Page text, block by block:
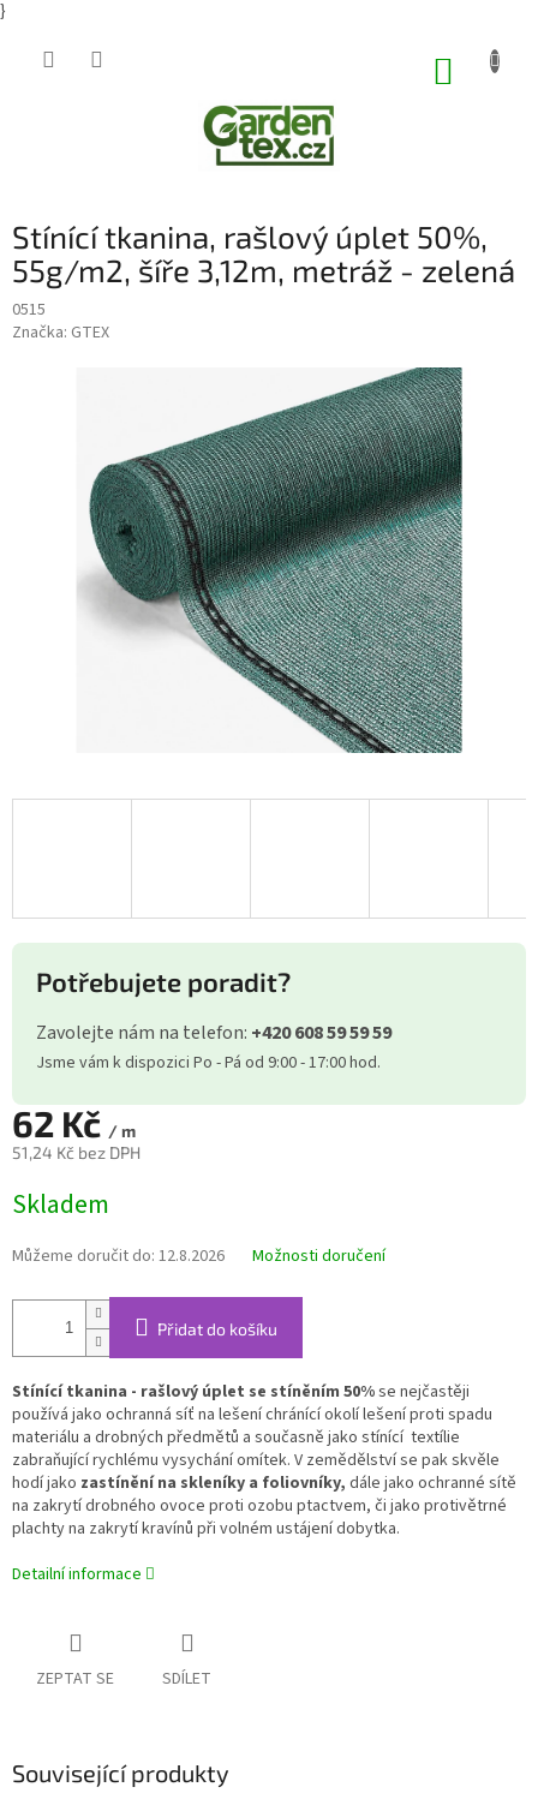
}
Stínící tkanina, rašlový úplet 50%,
55g/m2, šíře 3,12m, metráž - zelená
0515
Značka: GTEX
Potřebujete poradit?
Zavolejte nám na telefon: +420 608 59 59 59
Jsme vám k dispozici Po - Pá od 9:00 - 17:00 hod.
62 Kč / m
51,24 Kč bez DPH
cena:
Skladem
Můžeme doručit do: 12.8.2026 Možnosti doručení
Přidat do košíku
Stínící tkanina - rašlový úplet se stíněním 50%se nejčastěji
používá jako ochranná síť na lešení chránící okolí lešení proti spadu
materiálu a drobných předmětů a současně jako stínící textílie
zabraňující rychlému vysychání omítek. V zemědělství se pak skvěle
hodí jako zastínění na skleníky a foliovníky, dále jako ochranné sítě
na zakrytí drobného ovoce proti ozobu ptactvem, či jako protivětrné
plachty na zakrytí kravínů při volném ustájení dobytka.
Detailní informace
ZEPTAT SE SDÍLET
Související produkty